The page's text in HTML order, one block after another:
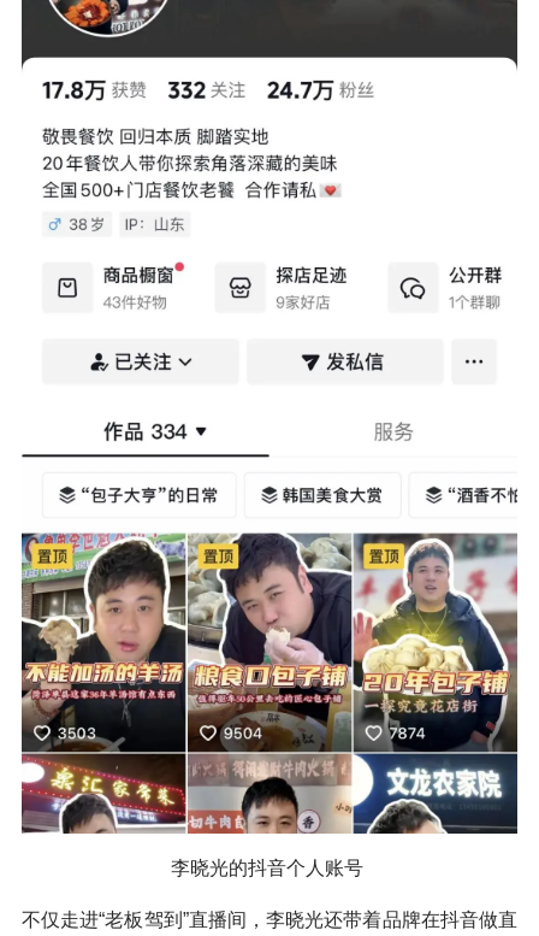
李晓光的抖音个人账号
不仅走进“老板驾到”直播间，李晓光还带着品牌在抖音做直